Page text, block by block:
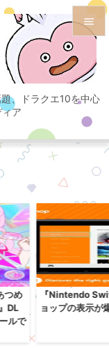
、ドラクエ10を中心
ア

メニュ

サイド

次へ
つめ
DL
ルで
『Nintendo
ョップの表示が